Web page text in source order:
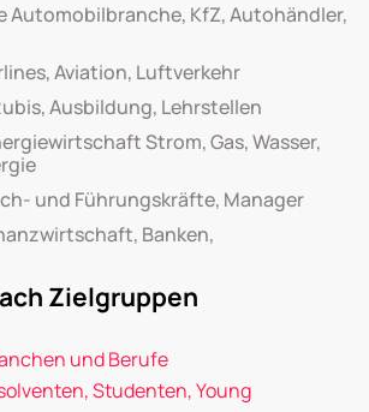
Automobilbranche, KfZ, Autohändler,
Aviation, Luftverkehr
Ausbildung, Lehrstellen
Strom, Gas, Wasser,
und Führungskräfte, Manager
Banken,
Zielgruppen
und Berufe
Studenten, Young